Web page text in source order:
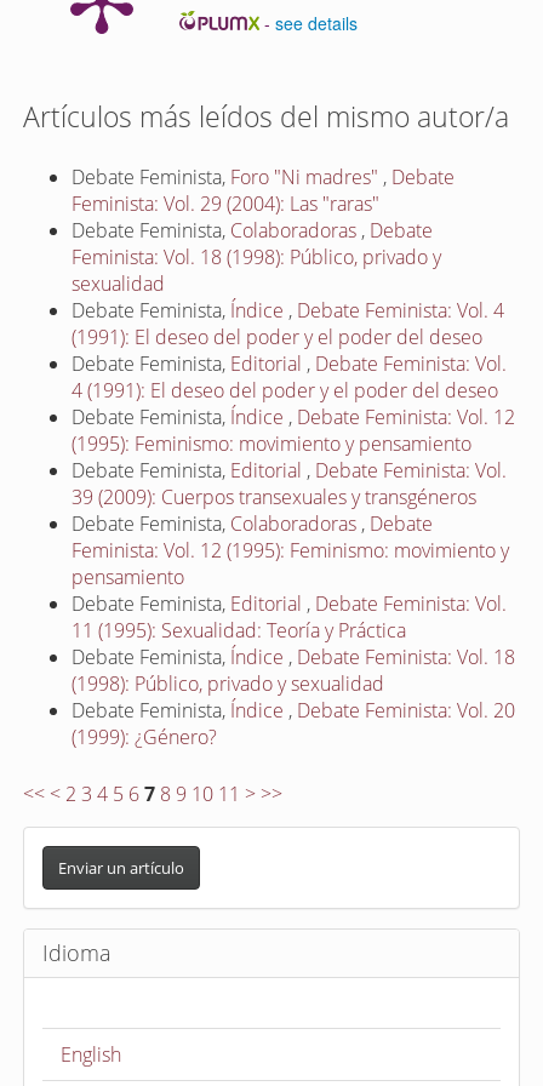
-see details
Artículos más leídos del mismo autor/a
Debate Feminista, Foro "Ni madres" , Debate
Feminista: Vol. 29 (2004): Las "raras"
Debate Feminista, Colaboradoras , Debate
Feminista: Vol. 18 (1998): Público, privado y
sexualidad
Debate Feminista, Índice , Debate Feminista: Vol. 4
(1991): El deseo del poder y el poder del deseo
Debate Feminista, Editorial , Debate Feminista: Vol.
4 (1991): El deseo del poder y el poder del deseo
Debate Feminista, Índice , Debate Feminista: Vol. 12
(1995): Feminismo: movimiento y pensamiento
Debate Feminista, Editorial , Debate Feminista: Vol.
39 (2009): Cuerpos transexuales y transgéneros
Debate Feminista, Colaboradoras , Debate
Feminista: Vol. 12 (1995): Feminismo: movimiento y
pensamiento
Debate Feminista, Editorial , Debate Feminista: Vol.
11 (1995): Sexualidad: Teoría y Práctica
Debate Feminista, Índice , Debate Feminista: Vol. 18
(1998): Público, privado y sexualidad
Debate Feminista, Índice , Debate Feminista: Vol. 20
(1999): ¿Género?
<< < 2 3 4 5 6 7 8 9 10 11 > >>
E
v
i
a
Enviar un artículo
Idioma
English